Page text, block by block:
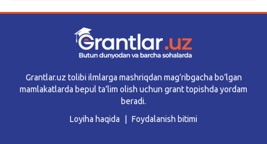
Grantlar.uz tolibi ilmlarga mashriqdan mag’ribgacha bo’lgan
mamlakatlarda bepul ta’lim olish uchun grant topishda yordam
beradi.
Loyiha haqida
Foydalanish bitimi